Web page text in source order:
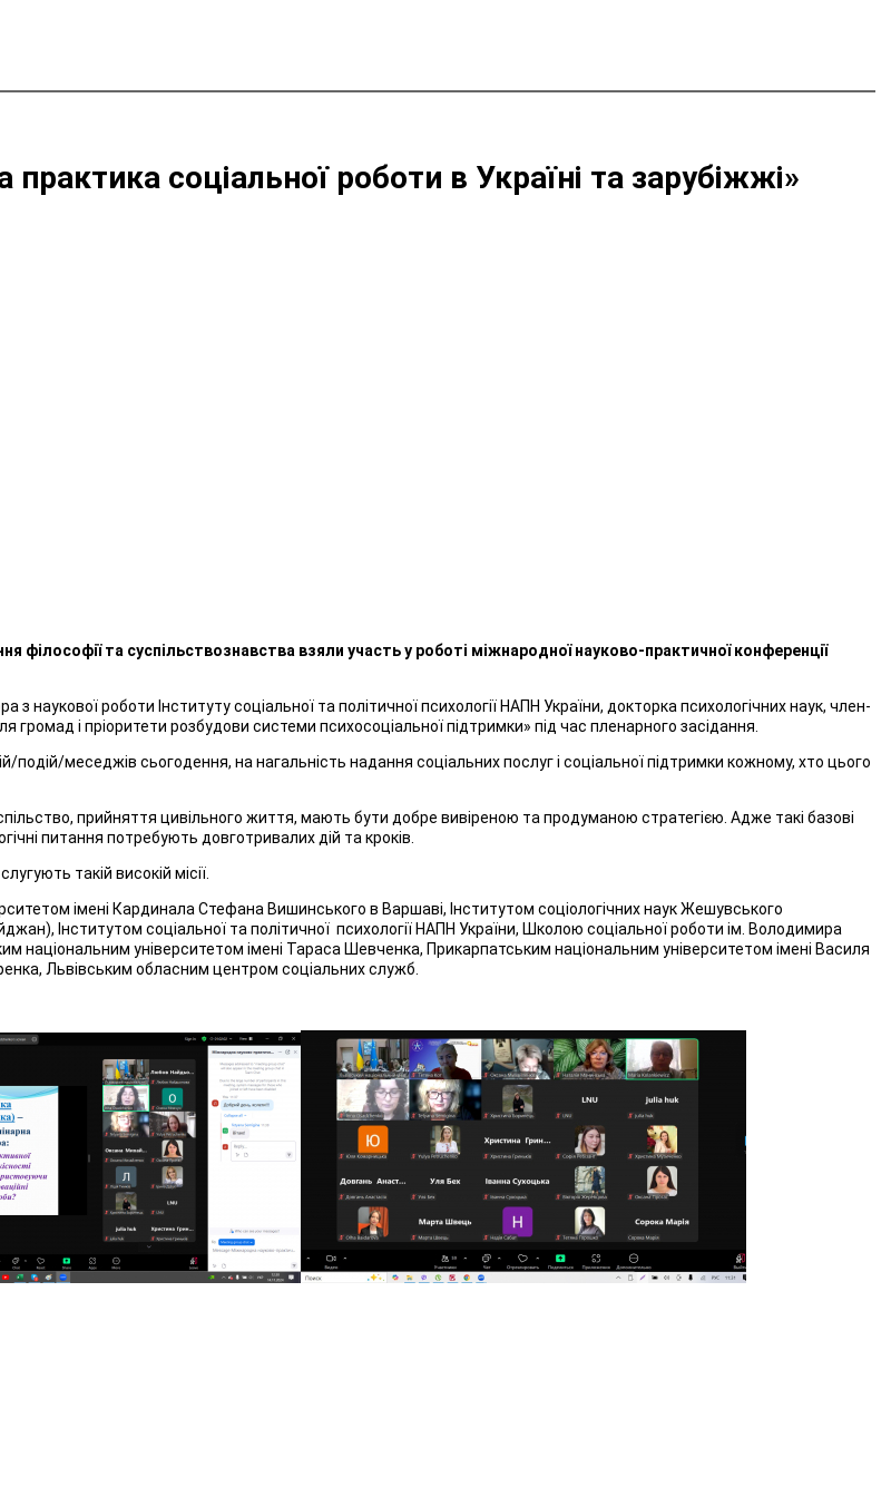
практика соціальної роботи в Україні та зарубіжжі»
філософії та суспільствознавства взяли участь у роботі міжнародної науково-практичної конференції
роботи Інституту соціальної та політичної психології НАПН України, докторка психологічних наук, член-
і пріоритети розбудови системи психосоціальної підтримки» під час пленарного засідання.
подій/меседжів сьогодення, на нагальність надання соціальних послуг і соціальної підтримки кожному, хто цього
прийняття цивільного життя, мають бути добре вивіреною та продуманою стратегією. Адже такі базові
питання потребують довготривалих дій та кроків.
такій високій місії.
імені Кардинала Стефана Вишинського в Варшаві, Інститутом соціологічних наук Жешувського
Інститутом соціальної та політичної психології НАПН України, Школою соціальної роботи ім. Володимира
національним університетом імені Тараса Шевченка, Прикарпатським національним університетом імені Василя
Львівським обласним центром соціальних служб.